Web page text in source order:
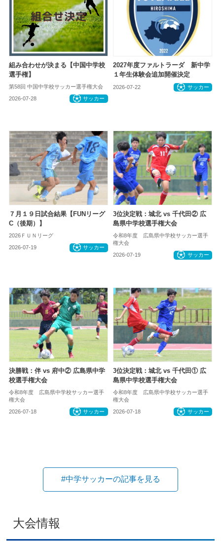
組み合わせが決まる【中国中学校
選手権】
第58回 中国中学校サッカー選手権大会
2026-07-28 サッカー
2027年度ファルトラーダ 新中学
１年生体験会追加開催決定
2026-07-22 サッカー
７月１９日試合結果【FUNリーグ
C（後期）】
2026ＦＵＮリーグ
2026-07-19 サッカー
3位決定戦：城北 vs 千代田② 広
島県中学校選手権大会
令和8年度 広島県中学校サッカー選手
権大会
2026-07-19 サッカー
決勝戦：伴 vs 府中② 広島県中学
校選手権大会
令和8年度 広島県中学校サッカー選手
権大会
2026-07-18 サッカー
3位決定戦：城北 vs 千代田① 広
島県中学校選手権大会
令和8年度 広島県中学校サッカー選手
権大会
2026-07-18 サッカー
#中学サッカーの記事を見る
大会情報